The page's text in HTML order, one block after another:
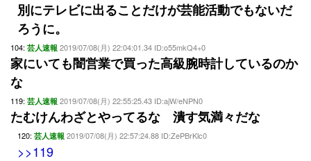
別にテレビに出ることだけが芸能活動でもないだ
ろうに。
104: 芸人速報 2019/07/08(月) 22:04:01.34 ID:o55mkQ4+0
家にいても闇営業で買った高級腕時計しているのか
な
119: 芸人速報 2019/07/08(月) 22:55:25.43 ID:ajW/eNPN0
たむけんわざとやってるな 潰す気満々だな
120: 芸人速報 2019/07/08(月) 22:57:24.88 ID:ZePBrKlc0
>>119